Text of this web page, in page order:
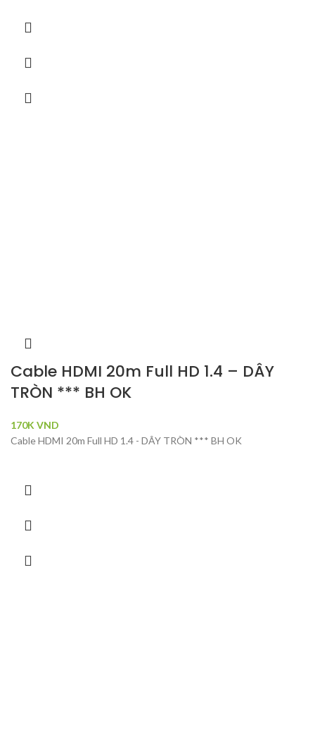
Cable HDMI 20m Full HD 1.4 – DÂY
TRÒN *** BH OK
170K VND
Cable HDMI 20m Full HD 1.4 - DÂY TRÒN *** BH OK